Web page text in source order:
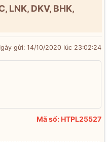
LNK, DKV, BHK,
gửi: 14/10/2020 lúc 23:02:24
Mã số: HTPL25527